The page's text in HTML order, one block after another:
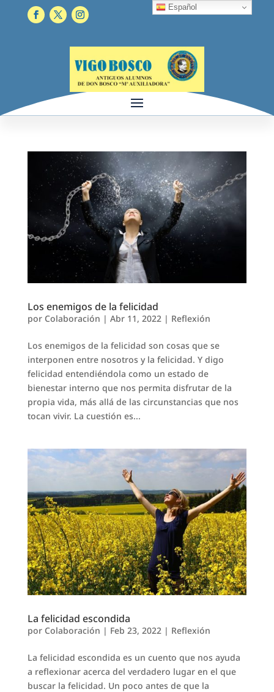
Los enemigos de la felicidad
por Colaboración | Abr 11, 2022 | Reflexión
Los enemigos de la felicidad son cosas que se
interponen entre nosotros y la felicidad. Y digo
felicidad entendiéndola como un estado de
bienestar interno que nos permita disfrutar de la
propia vida, más allá de las circunstancias que nos
tocan vivir. La cuestión es...
La felicidad escondida
por Colaboración | Feb 23, 2022 | Reflexión
La felicidad escondida es un cuento que nos ayuda
a reflexionar acerca del verdadero lugar en el que
buscar la felicidad. Un poco antes de que la
Español